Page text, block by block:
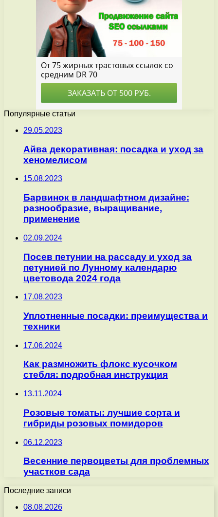
Популярные статьи
29.05.2023
Айва декоративная: посадка и уход за
хеномелисом
15.08.2023
Барвинок в ландшафтном дизайне:
разнообразие, выращивание,
применение
02.09.2024
Посев петунии на рассаду и уход за
петунией по Лунному календарю
цветовода 2024 года
17.08.2023
Уплотненные посадки: преимущества и
техники
17.06.2024
Как размножить флокс кусочком
стебля: подробная инструкция
13.11.2024
Розовые томаты: лучшие сорта и
гибриды розовых помидоров
06.12.2023
Весенние первоцветы для проблемных
участков сада
Последние записи
08.08.2026